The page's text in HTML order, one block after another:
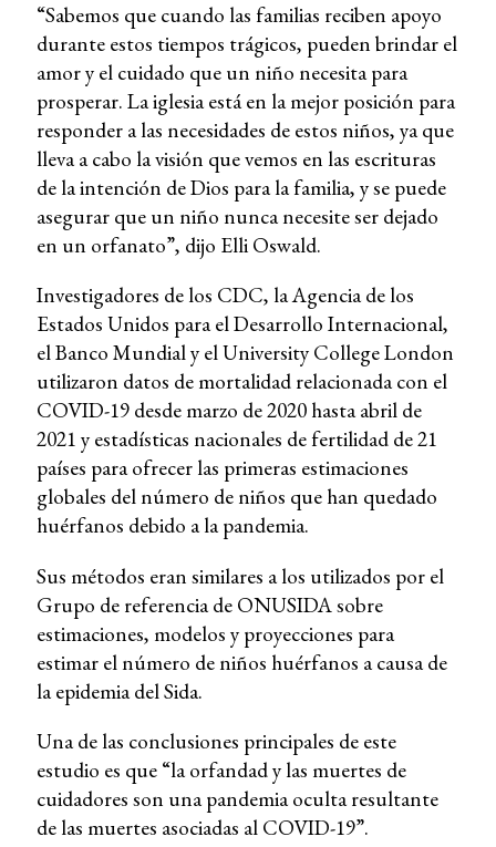
“Sabemos que cuando las familias reciben apoyo
durante estos tiempos trágicos, pueden brindar el
amor y el cuidado que un niño necesita para
prosperar. La iglesia está en la mejor posición para
responder a las necesidades de estos niños, ya que
lleva a cabo la visión que vemos en las escrituras
de la intención de Dios para la familia, y se puede
asegurar que un niño nunca necesite ser dejado
en un orfanato”, dijo Elli Oswald.
Investigadores de los CDC, la Agencia de los
Estados Unidos para el Desarrollo Internacional,
el Banco Mundial y el University College London
utilizaron datos de mortalidad relacionada con el
COVID-19 desde marzo de 2020 hasta abril de
2021 y estadísticas nacionales de fertilidad de 21
países para ofrecer las primeras estimaciones
globales del número de niños que han quedado
huérfanos debido a la pandemia.
Sus métodos eran similares a los utilizados por el
Grupo de referencia de ONUSIDA sobre
estimaciones, modelos y proyecciones para
estimar el número de niños huérfanos a causa de
la epidemia del Sida.
Una de las conclusiones principales de este
estudio es que “la orfandad y las muertes de
cuidadores son una pandemia oculta resultante
de las muertes asociadas al COVID-19”.